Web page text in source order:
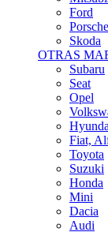
Ford
Porsche
Skoda
OTRAS
Subaru
Seat
Opel
Fiat,
Toyota
Suzuki
Honda
Mini
Dacia
Audi